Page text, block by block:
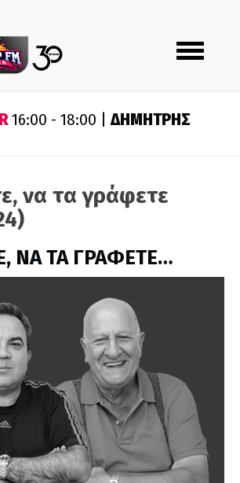
Toggle
navigation
16:00 - 18:00 |ΔΗΜΗΤΡΗΣ
να τα γράφετε
ΝΑ ΤΑ ΓΡΑΦΕΤΕ…